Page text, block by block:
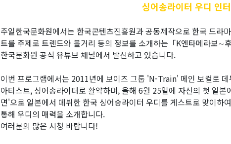
싱어송라이터 우디 인
주일한국문화원에서는 한국콘텐츠진흥원과 공동제작으로 한국 드라
트를 주제로 트렌드와 볼거리 등의 정보를 소개하는「K엔타메라보∼
한국문화원 공식 유튜브 채널에서 발신하고 있습니다.
이번 프로그램에서는 2011년에 보이즈 그룹 'N-Train' 메인 보컬로
아티스트, 싱어송라이터로 활약하며, 올해 6월 25일에 자신의 첫 일
면'으로 일본에서 데뷔한 한국 싱어송라이터 우디를 게스트로 맞이하
통해 우디의 매력을 소개합니다.
여러분의 많은 시청 바랍니다!